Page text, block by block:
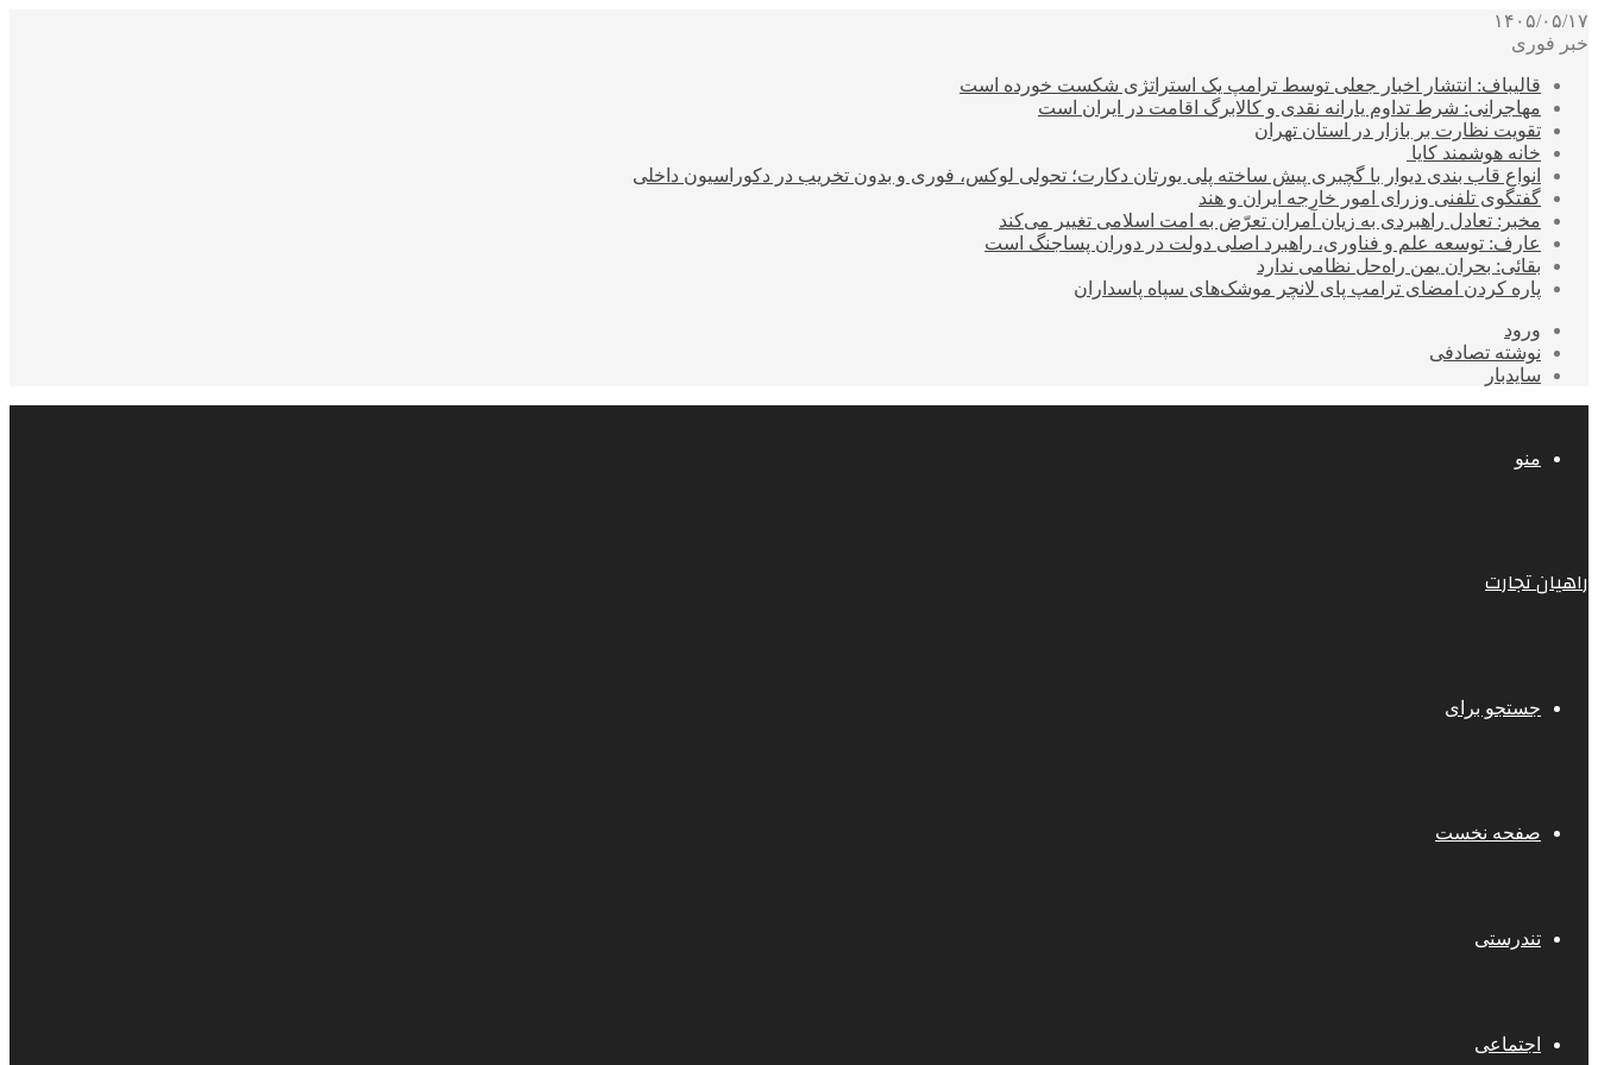
۱۴۰۵/۰۵/۱۷
خبر فوری
قالیباف: انتشار اخبار جعلی توسط ترامپ یک استراتژی شکست خورده است
مهاجرانی: شرط تداوم یارانه نقدی و کالابرگ اقامت در ایران است
تقویت نظارت بر بازار در استان تهران
خانه هوشمند کایا
انواع قاب بندی دیوار با گچبری پیش ساخته پلی یورتان دکارت؛ تحولی لوکس، فوری و بدون تخریب در دکوراسیون داخلی
گفتگوی تلفنی وزرای امور خارجه ایران و هند
مخبر: تعادل راهبردی به زیان آمران تعرّض به امت اسلامی تغییر می‌کند
عارف: توسعه علم و فناوری، راهبرد اصلی دولت در دوران پساجنگ است
بقائی: بحران یمن راه‌حل نظامی ندارد
پاره کردن امضای ترامپ پای لانچر موشک‌های سپاه پاسداران
ورود
نوشته تصادفی
سایدبار
منو
راهیان تجارت
جستجو برای
صفحه نخست
تندرستی
اجتماعی